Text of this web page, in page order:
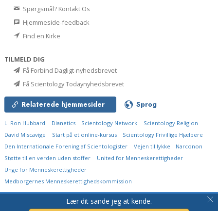
Lær dit sande jeg at kende.
Spørgsmål? Kontakt Os
Hjemmeside-feedback
Find en Kirke
TILMELD DIG
Få Forbind Dagligt-nyhedsbrevet
Få Scientology Todaynyhedsbrevet
Relaterede hjemmesider Sprog
L. Ron Hubbard Dianetics Scientology Network
Scientology Religion
David Miscavige
Start på et online-kursus
Scientology Frivillige Hjælpere
Den Internationale Forening af Scientologister
Vejen til lykke
Narconon
Støtte til en verden uden stoffer
United for Menneskerettigheder
Unge for Menneskerettigheder
Medborgernes Menneskerettigheds­kommission
Church of Scientology International.
Alle rettigheder forbeholdt.
Cookie Policy •Vilkår for brug•Juridisk meddelelse